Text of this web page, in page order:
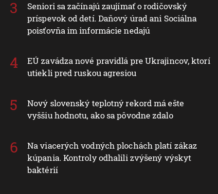
Seniori sa začínajú zaujímať o rodičovský
príspevok od detí. Daňový úrad ani Sociálna
poisťovňa im informácie nedajú
EÚ zavádza nové pravidlá pre Ukrajincov, ktorí
utiekli pred ruskou agresiou
Nový slovenský teplotný rekord má ešte
vyššiu hodnotu, ako sa pôvodne zdalo
Na viacerých vodných plochách platí zákaz
kúpania. Kontroly odhalili zvýšený výskyt
baktérií